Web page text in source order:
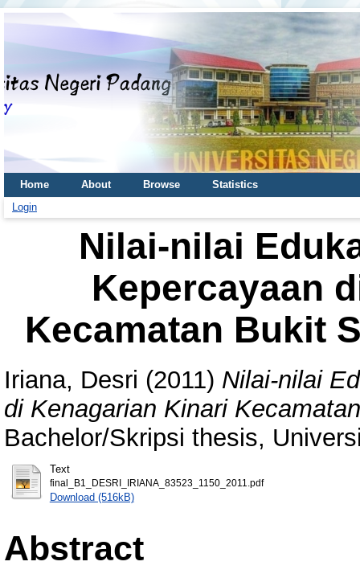
Home About Browse
Statistics
Login
Nilai-nilai
Kepercayaan
Kecamatan Bukit
Iriana, Desri (2011) Nilai-nilai
di Kenagarian Kinari
Bachelor/Skripsi thesis,
Text
final_B1_DESRI_IRIANA_83523_1150_2011.pdf
Download (516kB)
Abstract